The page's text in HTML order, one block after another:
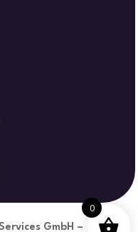
GmbH –
0